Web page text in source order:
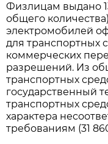
Физлицам выдано
общего
электромобилей
для транспортных
коммерческих
разрешений. Из
транспортных
государственный
транспортных
характера
требованиям (31